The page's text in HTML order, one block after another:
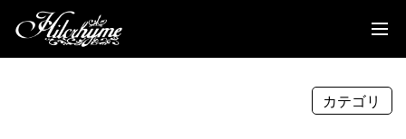
Discography
カテゴリ